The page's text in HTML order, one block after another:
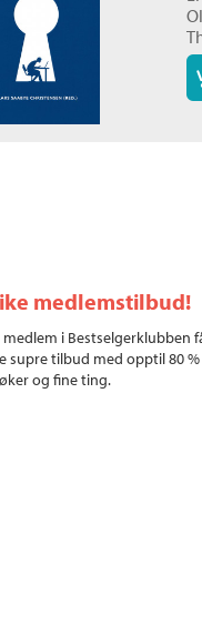
medlemstilbud!
medlem i Bestselgerklubben
supre tilbud med opptil 80
og fine ting.